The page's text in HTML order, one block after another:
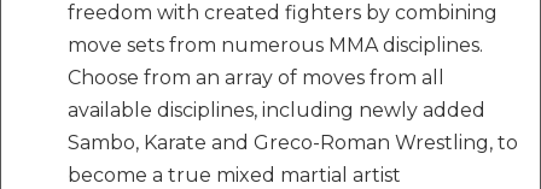
freedom with created fighters by combining
move sets from numerous MMA disciplines.
Choose from an array of moves from all
available disciplines, including newly added
Sambo, Karate and Greco-Roman Wrestling, to
become a true mixed martial artist